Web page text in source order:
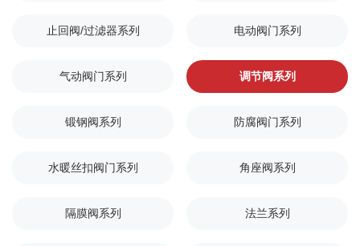
止回阀/过滤器系列 电动阀门系列
气动阀门系列 调节阀系列
锻钢阀系列 防腐阀门系列
水暖丝扣阀门系列 角座阀系列
隔膜阀系列 法兰系列